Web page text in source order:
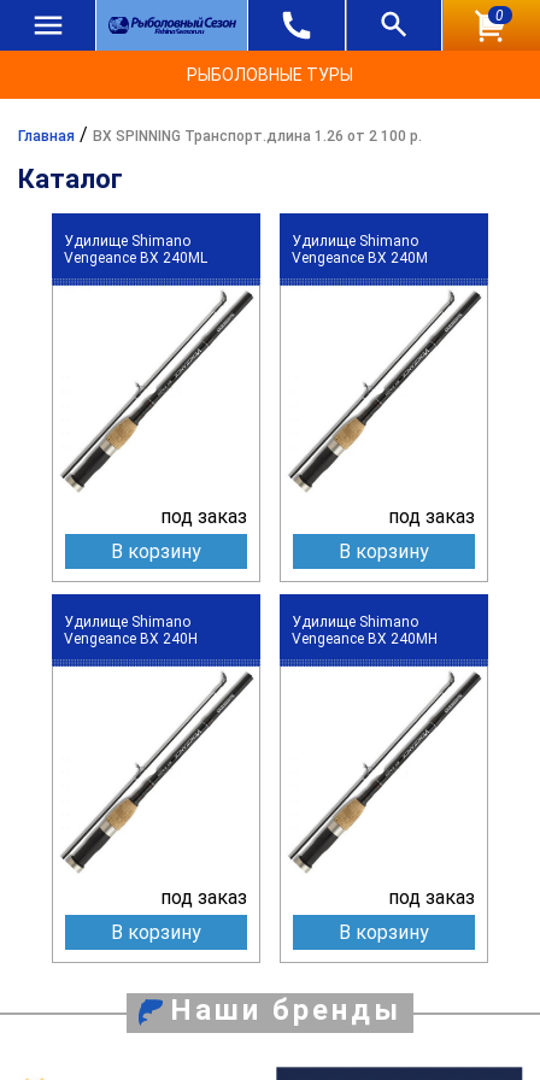
0
РЫБОЛОВНЫЕ ТУРЫ
Главная / BX SPINNING Транспорт.длина 1.26 от 2 100 р.
Каталог
Удилище Shimano
Vengeance BX 240ML
под заказ
В корзину
Удилище Shimano
Vengeance BX 240M
под заказ
В корзину
Удилище Shimano
Vengeance BX 240H
под заказ
В корзину
Удилище Shimano
Vengeance BX 240MH
под заказ
В корзину
Наши бренды